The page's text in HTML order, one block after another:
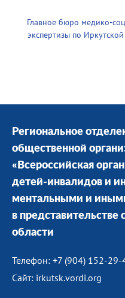
Главное бюро медико-
экспертизы по
Региональное
общественной
«Всероссийская
детей-инвалидов и
ментальными и
в представительстве
области
Телефон: +7 (904) 152-29-
Сайт: irkutsk.vordi.org